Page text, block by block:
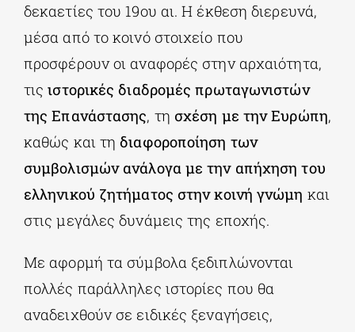
δεκαετίες του 19ου αι. Η έκθεση διερευνά,
μέσα από το κοινό στοιχείο που
προσφέρουν οι αναφορές στην αρχαιότητα,
τιςιστορικές διαδρομές πρωταγωνιστών
της Επανάστασης, τη σχέση με την Ευρώπη,
καθώς και τηδιαφοροποίηση των
συμβολισμών ανάλογα με την απήχηση του
ελληνικού ζητήματος στην κοινή γνώμη και
στις μεγάλες δυνάμεις της εποχής.
Με αφορμή τα σύμβολα ξεδιπλώνονται
πολλές παράλληλες ιστορίες που θα
αναδειχθούν σε ειδικές ξεναγήσεις,